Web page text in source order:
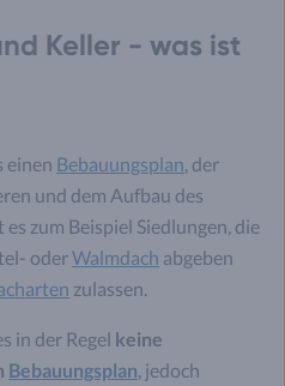
Keller - was ist
einen Bebauungsplan, der
und dem Aufbau des
es zum Beispiel Siedlungen, die
oderWalmdach abgeben
zulassen.
in der Regel keine
Bebauungsplan, jedoch